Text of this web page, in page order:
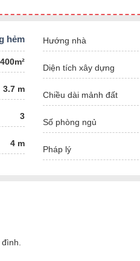
hẻm
400m²
3.7 m
3
4 m
Hướng nhà
Diện tích xây dựng
Chiều dài mảnh đất
Số phòng ngủ
Pháp lý